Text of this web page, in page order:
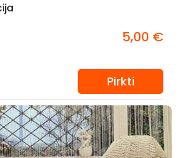
5,00 €
Pirkti